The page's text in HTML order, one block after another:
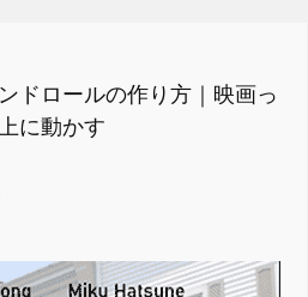
ドロールの作り方｜映画っ
に動かす